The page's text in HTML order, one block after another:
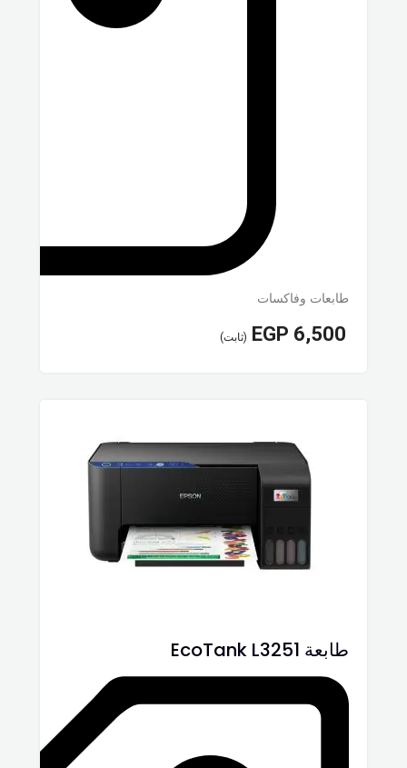
طابعات وفاكسات
EGP 6,500 (ثابت)
طابعة EcoTank L3251